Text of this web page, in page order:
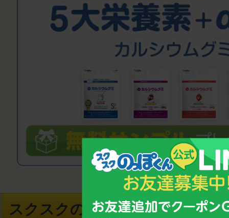
スクスクのっぽくんオススメコ